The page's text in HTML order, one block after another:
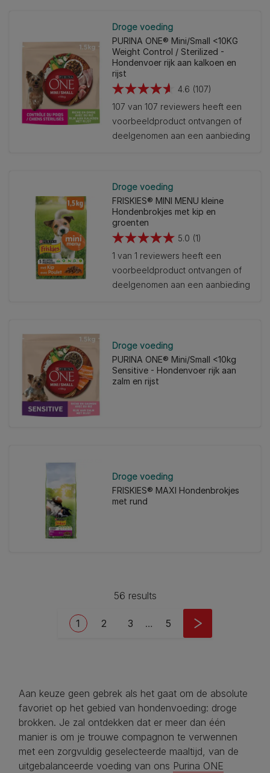
Droge voeding
PURINA ONE® Mini/Small <10KG
Weight Control / Sterilized -
Hondenvoer rijk aan kalkoen en
rijst
4.6 (107)
4.6
van
de
5
beoordelingen
107 van 107 reviewers heeft een
voorbeeldproduct ontvangen of
deelgenomen aan een aanbieding
Droge voeding
FRISKIES® MINI MENU kleine
Hondenbrokjes met kip en
groenten
5.0 (1)
5.0
van
de
5
1 van 1 reviewers heeft een
voorbeeldproduct ontvangen of
deelgenomen aan een aanbieding
Droge voeding
PURINA ONE® Mini/Small <10kg
Sensitive - Hondenvoer rijk aan
zalm en rijst
Droge voeding
FRISKIES® MAXI Hondenbrokjes
met rund
56 results
Current page
1 Pagina
2 Pagina
3 … Last page
5
Aan keuze geen gebrek als het gaat om de absolute
favoriet op het gebied van hondenvoeding: droge
brokken. Je zal ontdekken dat er meer dan één
manier is om je trouwe compagnon te verwennen
met een zorgvuldig geselecteerde maaltijd, van de
uitgebalanceerde voeding van ons Purina ONE